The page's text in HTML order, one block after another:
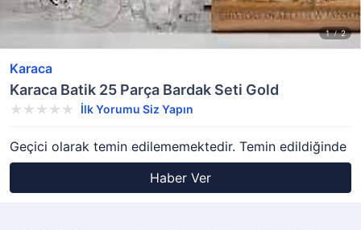
Karaca
Karaca Batik 25 Parça Bardak Seti Gold
İlk Yorumu Siz Yapın
Geçici olarak temin edilememektedir. Temin edildiğinde
Haber Ver